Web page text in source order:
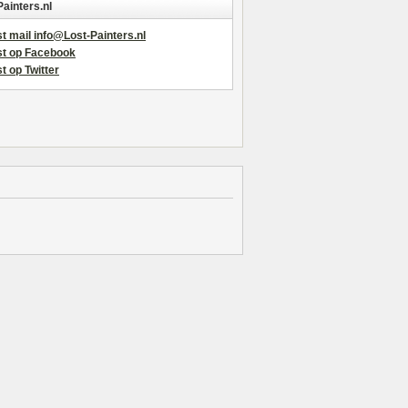
mail info@Lost-Painters.nl
op Facebook
op Twitter